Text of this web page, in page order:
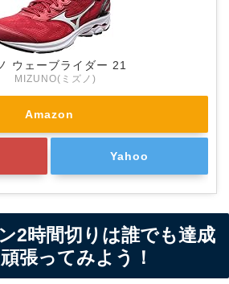
ウェーブライダー 21
MIZUNO(ミズノ)
Amazon
Yahoo
2時間切りは誰でも達成
張ってみよう！